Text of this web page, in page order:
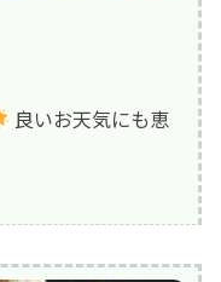
良いお天気にも恵